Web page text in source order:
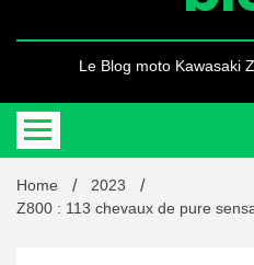
Le Blog moto Kawasaki
Home
2023
Z800 : 113 chevaux de pure